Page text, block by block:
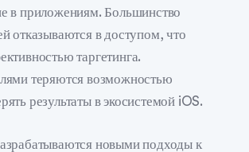
в приложениям. Большинство
отказываются в доступом, что
таргетинга.
теряются возможностью
результаты в экосистемой iOS.
новыми подходы к